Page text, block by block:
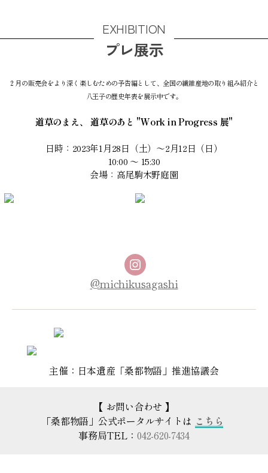
EXHIBITION
プレ展示
２月の販売会をより深く楽しむための予告編として、全国の繊維産地の取り組み紹介と
八王子の歴史年表を展示中です。
道草のまえ、 道草のあと "Work in Progress 展"
日時：2023年1月28日（土）～2月12日（日）
10:00 ～ 15:30
会場：高尾駒木野庭園
Instagram
@michikusagashi
主催：日本遺産「桑都物語」推進協議会
【 お問い合わせ 】
「桑都物語」公式ポータルサイトは こちら
事務局TEL：042-620-7434